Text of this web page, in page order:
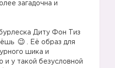
загадочна и
Диту Фон Тиз
. Её образ для
шика и
и у такой безусловной